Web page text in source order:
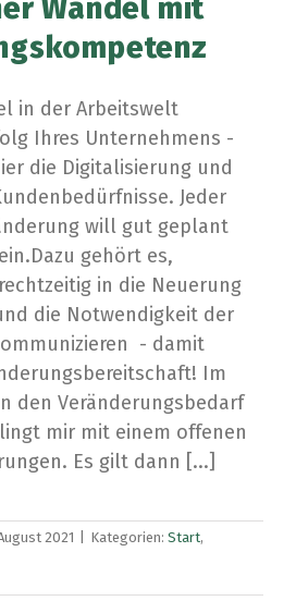
Wandel mit
in der Arbeitswelt
Ihres Unternehmens -
die Digitalisierung und
Jeder
will gut geplant
gehört es,
in die Neuerung
die Notwendigkeit der
- damit
Im
den Veränderungsbedarf
mir mit einem offenen
Es gilt dann [...]
2021 Kategorien: Start,